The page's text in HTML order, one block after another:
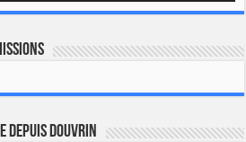
depuis Douvrin